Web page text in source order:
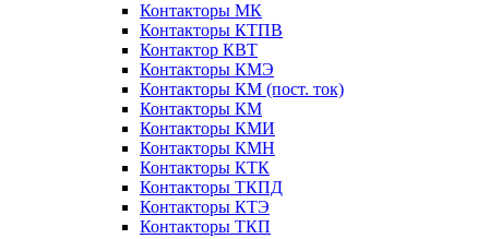
Контакторы МК
Контакторы КТПВ
Контактор КВТ
Контакторы КМЭ
Контакторы КМ (пост. ток)
Контакторы КМ
Контакторы КМИ
Контакторы КМН
Контакторы КТК
Контакторы ТКПД
Контакторы КТЭ
Контакторы ТКП